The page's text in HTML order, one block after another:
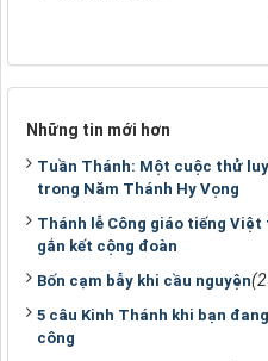
Những tin mới hơn
Tuần Thánh: Một cuộc thử
trong Năm Thánh Hy Vọng
Thánh lễ Công giáo tiếng
gắn kết cộng đoàn
Bốn cạm bẫy khi cầu nguyện
5 câu Kinh Thánh khi bạn
công